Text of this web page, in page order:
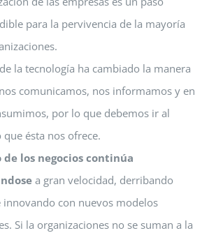
para la pervivencia de la mayoría
la tecnología ha cambiado la manera
comunicamos, nos informamos y en
por lo que debemos ir al
que ésta nos ofrece.
de los negocios continúa
a gran velocidad, derribando
innovando con nuevos modelos
Si la organizaciones no se suman a la